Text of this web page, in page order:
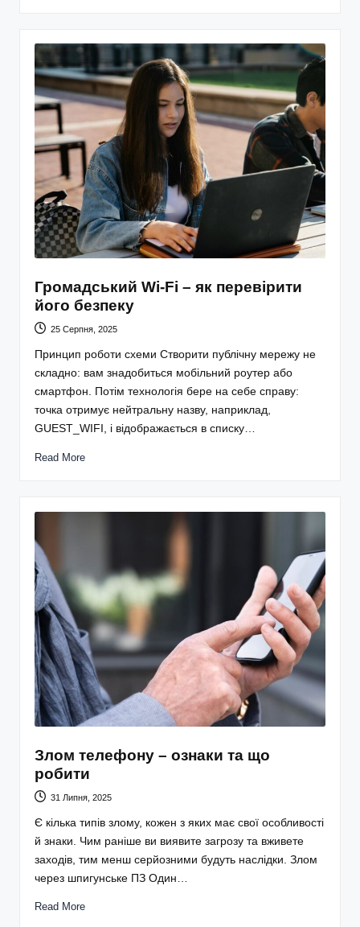
Громадський Wi-Fi – як перевірити
його безпеку
25 Серпня, 2025
Принцип роботи схеми Створити публічну мережу не
складно: вам знадобиться мобільний роутер або
смартфон. Потім технологія бере на себе справу:
точка отримує нейтральну назву, наприклад,
GUEST_WIFI, і відображається в списку…
Read More
Злом телефону – ознаки та що
робити
31 Липня, 2025
Є кілька типів злому, кожен з яких має свої особливості
й знаки. Чим раніше ви виявите загрозу та вживете
заходів, тим менш серйозними будуть наслідки. Злом
через шпигунське ПЗ Один…
Read More